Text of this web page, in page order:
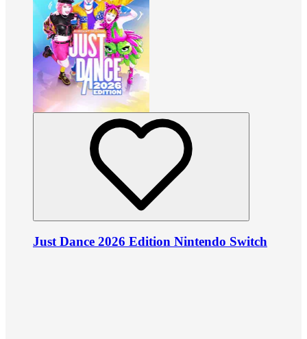
Just Dance 2026 Edition Nintendo Switch